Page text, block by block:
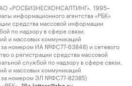
«РОСБИЗНЕСКОНСАЛТИНГ», 1995–
информационного агентства «РБК»
средства массовой информации
по надзору в сфере связи,
и массовых коммуникаций
за номером ИА №ФС77-63848) и сетевого
о регистрации средства массовой
службой по надзору в сфере связи,
и массовых коммуникаций
за номером ЭЛ №ФС77-82385)